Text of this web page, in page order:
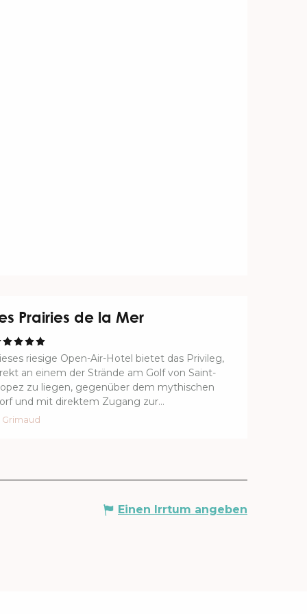
Prairies de la Mer
riesige Open-Air-Hotel bietet das Privileg,
an einem der Strände am Golf von Saint-
zu liegen, gegenüber dem mythischen
und mit direktem Zugang zur...
Grimaud
Einen Irrtum angeben